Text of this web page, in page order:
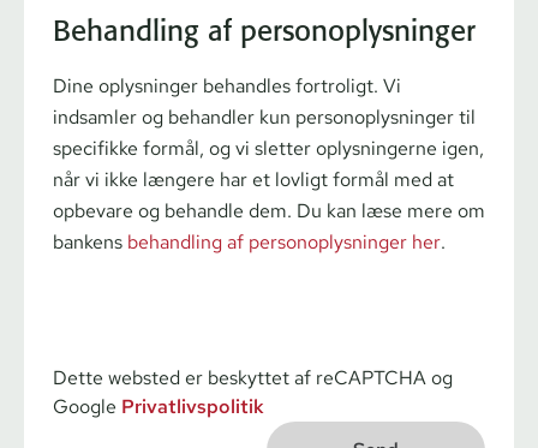
Behandling af personoplysninger
Dine oplysninger behandles fortroligt. Vi
indsamler og behandler kun personoplysninger til
specifikke formål, og vi sletter oplysningerne igen,
når vi ikke længere har et lovligt formål med at
opbevare og behandle dem. Du kan læse mere om
bankens behandling af personoplysninger her.
Dette websted er beskyttet af reCAPTCHA og
Google Privatlivspolitik